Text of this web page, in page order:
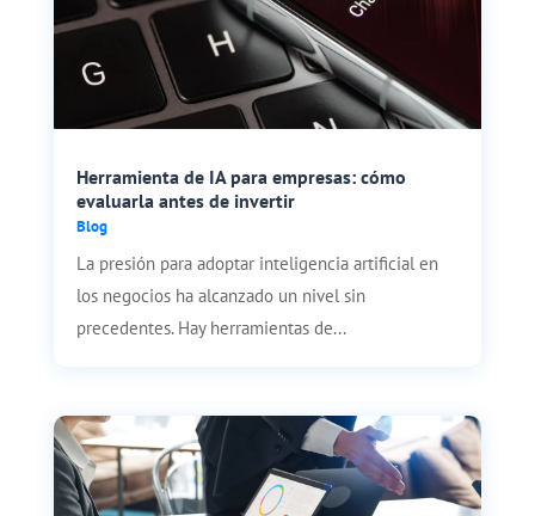
Herramienta de IA para empresas: cómo
evaluarla antes de invertir
Blog
La presión para adoptar inteligencia artificial en
los negocios ha alcanzado un nivel sin
precedentes. Hay herramientas de...